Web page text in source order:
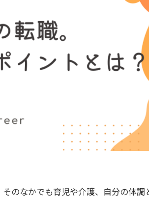
のなかでも育児や介護、自分の体調